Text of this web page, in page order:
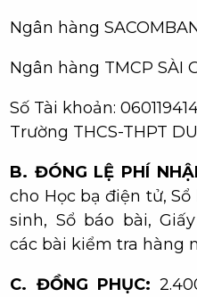
Ngân hàng
Ngân hàng TMCP SÀI
Số Tài khoản:
Trường THCS-THPT
B. ĐÓNG LỆ PHÍ
cho Học bạ điện tử,
sinh, Sổ báo bài,
các bài kiểm tra hàng
C. ĐỒNG PHỤC: